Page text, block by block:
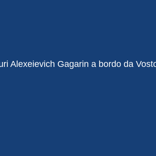
Alexeievich Gagarin a bordo da